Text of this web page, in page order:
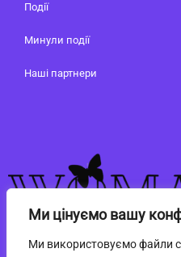
Ми цінуємо вашу
Ми використовуємо файли
Події
Минули події
Наші партнери